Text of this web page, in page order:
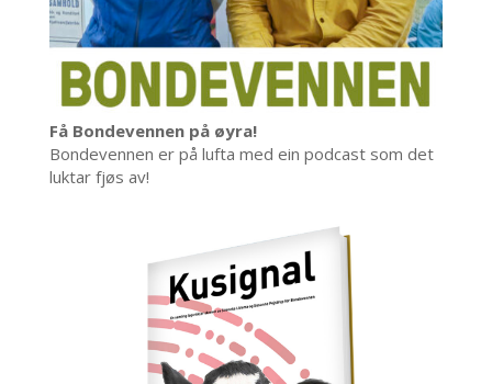
Få Bondevennen på øyra!
Bondevennen er på lufta med ein podcast som det
luktar fjøs av!